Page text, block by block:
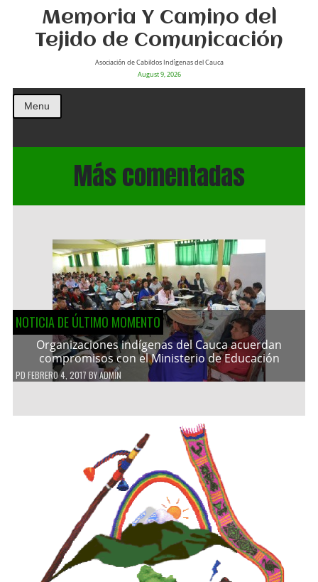
Memoria Y Camino del
Tejido de Comunicación
Asociación de Cabildos Indìgenas del Cauca
August 9, 2026
Menu
Más comentadas
NOTICIA DE ÚLTIMO MOMENTO
Organizaciones indígenas del Cauca acuerdan
compromisos con el Ministerio de Educación
PD FEBRERO 4, 2017 BYADMIN